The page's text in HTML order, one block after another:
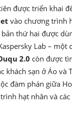
được triển khai
vào chương trình
thứ hai được
Lab – một
2.0 còn được
khách sạn ở Áo và
đàm phán giữa
hạt nhân và